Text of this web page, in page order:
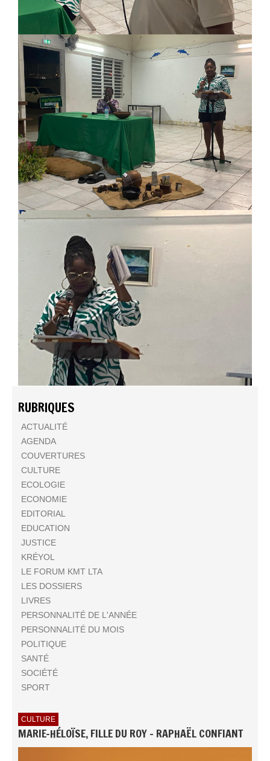
RUBRIQUES
ACTUALITÉ
AGENDA
COUVERTURES
CULTURE
ECOLOGIE
ECONOMIE
EDITORIAL
EDUCATION
JUSTICE
KRÉYOL
LE FORUM KMT LTA
LES DOSSIERS
LIVRES
PERSONNALITÉ DE L'ANNÉE
PERSONNALITÉ DU MOIS
POLITIQUE
SANTÉ
SOCIÉTÉ
SPORT
CULTURE
MARIE-HÉLOÏSE, FILLE DU ROY - RAPHAËL CONFIANT